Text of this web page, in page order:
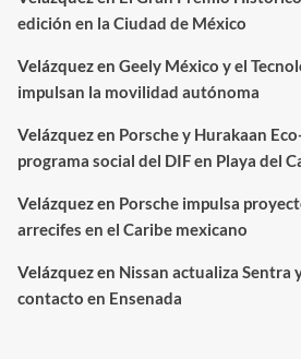
edición en la Ciudad de México
Velázquezen Geely México y el
impulsan la movilidad autónoma
Velázquezen Porsche y Hurakaan
programa social del DIF en Playa del
Velázquezen Porsche impulsa
arrecifes en el Caribe mexicano
Velázquezen Nissan actualiza Sentra
contacto en Ensenada